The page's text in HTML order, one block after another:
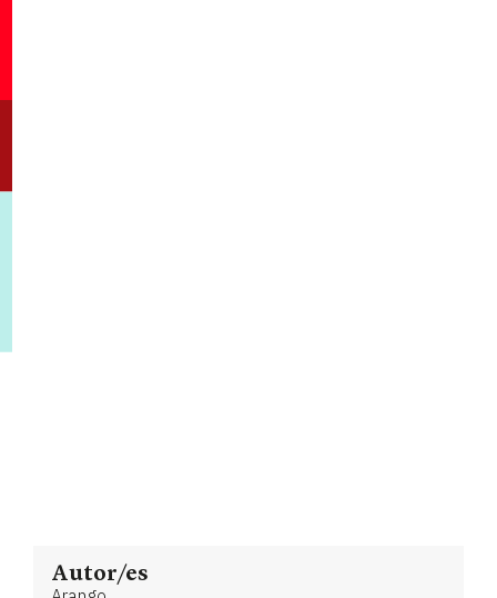
Autor/es